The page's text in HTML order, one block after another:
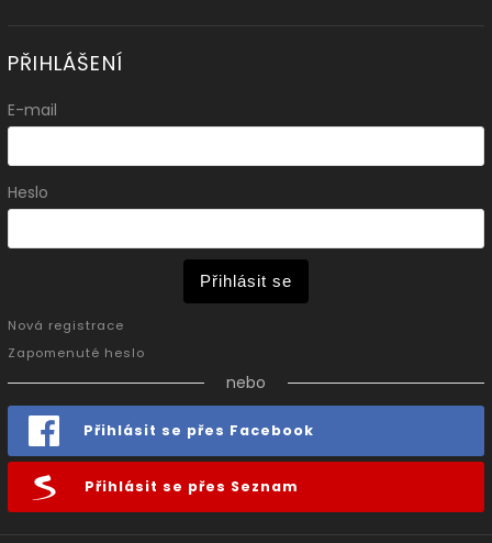
PŘIHLÁŠENÍ
E-mail
Heslo
Přihlásit se
Nová registrace
Zapomenuté heslo
nebo
Přihlásit se přes Facebook
Přihlásit se přes Seznam